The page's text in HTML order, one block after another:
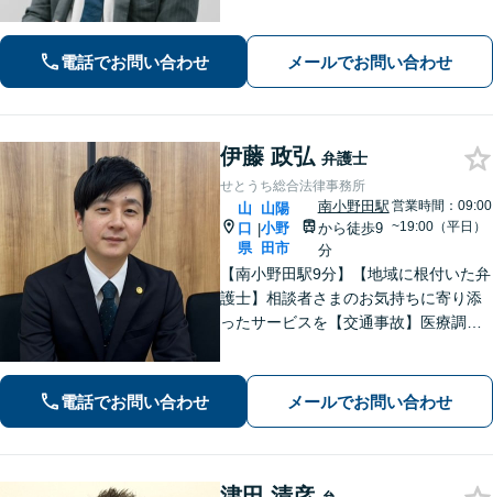
ています。どんな小さなお悩みでも誠
心誠意お伺いいたします。気軽にご相
電話でお問い合わせ メールでお問い合わせ
伊藤 政弘 弁護士
せとうち総合法律事務所
山
口
県
|
山陽
小野
田市
南小野田駅
から徒歩9
分
営業時間：09:00
~19:00（平日）
【南小野田駅9分】【地域に根付いた弁
護士】相談者さまのお気持ちに寄り添
ったサービスを【交通事故】医療調査
実調査と判例をリサーチし、不公平感
のない相続を実現【WEB面談】
電話でお問い合わせ メールでお問い合わせ